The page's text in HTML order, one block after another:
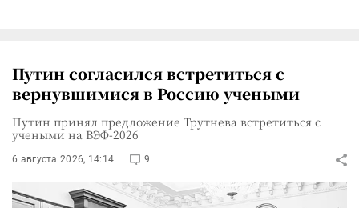
Путин согласился встретиться с
вернувшимися в Россию учеными
Путин принял предложение Трутнева встретиться с
учеными на ВЭФ-2026
6 августа 2026, 14:14 9